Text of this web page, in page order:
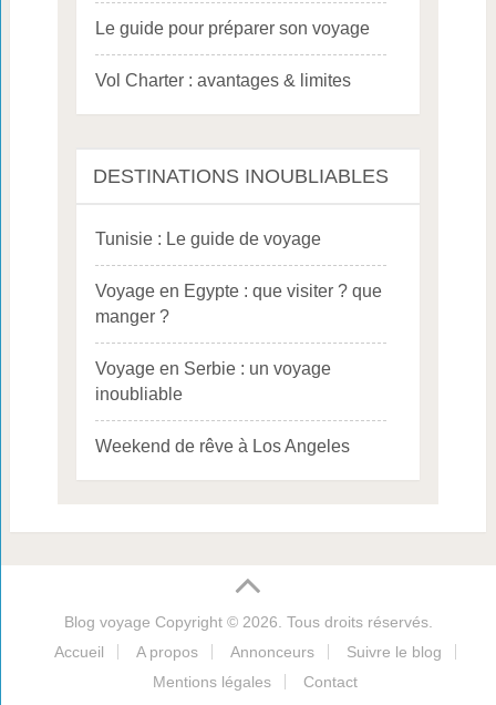
Le guide pour préparer son voyage
Vol Charter : avantages & limites
DESTINATIONS INOUBLIABLES
Tunisie : Le guide de voyage
Voyage en Egypte : que visiter ? que
manger ?
Voyage en Serbie : un voyage
inoubliable
Weekend de rêve à Los Angeles
Blog voyage Copyright © 2026. Tous droits réservés.
Accueil
A propos Annonceurs
Suivre le blog
Mentions légales
Contact